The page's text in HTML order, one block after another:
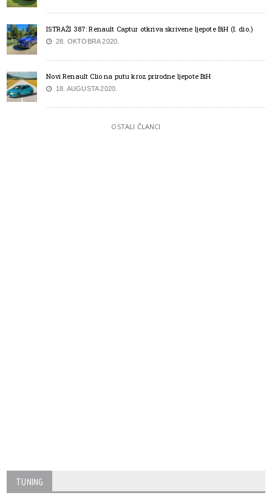
ISTRAŽI 387: Renault Captur otkriva skrivene ljepote BiH (I. dio.)
28. OKTOBRA 2020.
Novi Renault Clio na putu kroz prirodne ljepote BiH
18. AUGUSTA 2020.
OSTALI ČLANCI
TUNING